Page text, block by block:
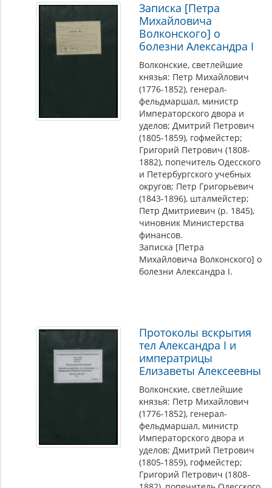
Записка [Петра
Михайловича
Волконского] о
болезни Александра I
Волконские, светлейшие
князья: Петр Михайлович
(1776-1852), генерал-
фельдмаршал, министр
Императорского двора и
уделов; Дмитрий Петрович
(1805-1859), гофмейстер;
Григорий Петрович (1808-
1882), попечитель Одесского
и Петербургского учебных
округов; Петр Григорьевич
(1843-1896), шталмейстер;
Петр Дмитриевич (р. 1845),
чиновник Министерства
финансов.
Записка [Петра
Михайловича Волконского] о
болезни Александра I.
Протоколы вскрытия
тел Александра I и
императрицы
Елизаветы Алексеевны
Волконские, светлейшие
князья: Петр Михайлович
(1776-1852), генерал-
фельдмаршал, министр
Императорского двора и
уделов; Дмитрий Петрович
(1805-1859), гофмейстер;
Григорий Петрович (1808-